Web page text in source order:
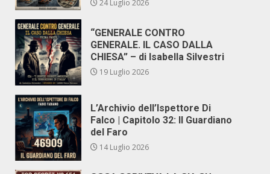
24 Luglio 2026
“GENERALE CONTRO
GENERALE. IL CASO DALLA
CHIESA” – di Isabella Silvestri
19 Luglio 2026
L’Archivio dell’Ispettore Di
Falco | Capitolo 32: Il Guardiano
del Faro
14 Luglio 2026